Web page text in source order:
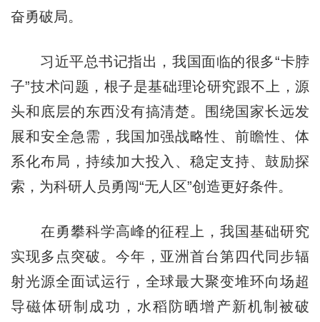
奋勇破局。
习近平总书记指出，我国面临的很多“卡脖
子”技术问题，根子是基础理论研究跟不上，源
头和底层的东西没有搞清楚。围绕国家长远发
展和安全急需，我国加强战略性、前瞻性、体
系化布局，持续加大投入、稳定支持、鼓励探
索，为科研人员勇闯“无人区”创造更好条件。
在勇攀科学高峰的征程上，我国基础研究
实现多点突破。今年，亚洲首台第四代同步辐
射光源全面试运行，全球最大聚变堆环向场超
导磁体研制成功，水稻防晒增产新机制被破